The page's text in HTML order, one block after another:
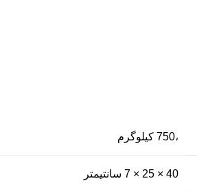
،750 کیلوگرم
40 × 25 × 7 سانتیمتر